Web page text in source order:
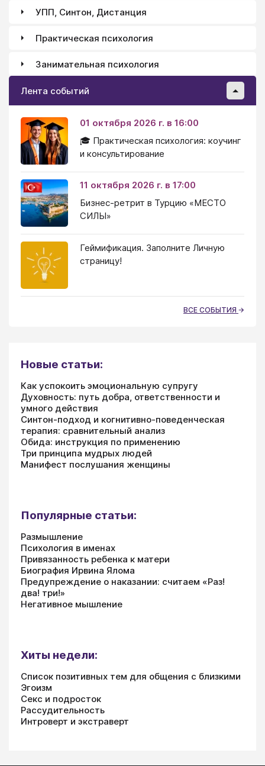
УПП, Синтон, Дистанция
Практическая психология
Занимательная психология
Лента событий
01 октября 2026 г. в 16:00
🎓 Практическая психология: коучинг
и консультирование
11 октября 2026 г. в 17:00
Бизнес-ретрит в Турцию «МЕСТО
СИЛЫ»
Геймификация. Заполните Личную
страницу!
ВСЕ СОБЫТИЯ
Новые статьи:
Как успокоить эмоциональную супругу
Духовность: путь добра, ответственности и
умного действия
Синтон-подход и когнитивно-поведенческая
терапия: сравнительный анализ
Обида: инструкция по применению
Три принципа мудрых людей
Манифест послушания женщины
Популярные статьи:
Размышление
Психология в именах
Привязанность ребенка к матери
Биография Ирвина Ялома
Предупреждение о наказании: считаем «Раз!
два! три!»
Негативное мышление
Хиты недели:
Список позитивных тем для общения с близкими
Эгоизм
Секс и подросток
Рассудительность
Интроверт и экстраверт